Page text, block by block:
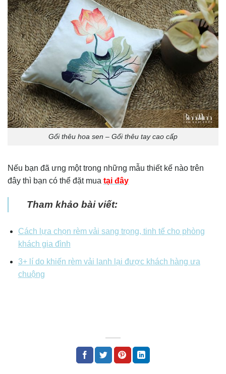
Gối thêu hoa sen – Gối thêu tay cao cấp
Nếu bạn đã ưng một trong những mẫu thiết kế nào trên
đây thì bạn có thể đặt mua tại đây
Tham khảo bài viết:
Cách lựa chọn rèm vải sang trọng, tinh tế cho phòng
khách gia đình
3+ lí do khiến rèm vải lanh lại được khách hàng ưa
chuộng